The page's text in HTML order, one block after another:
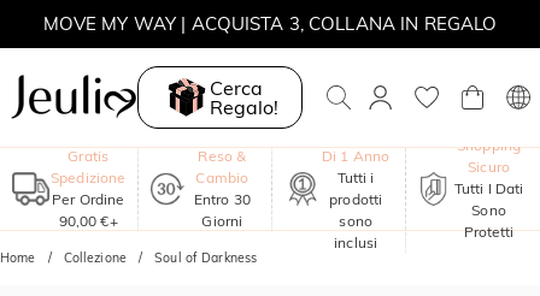
MOVE MY WAY | ACQUISTA 3, COLLANA IN REGALO
Cerca
Regalo!
Gratis
Spedizione
Per Ordine
90,00 €+
Reso &
Cambio
Entro 30
Giorni
Di 1 Anno
Tutti i
prodotti
sono
inclusi
Shopping
Sicuro
Tutti I Dati
Sono
Protetti
Home Collezione Soul of Darkness